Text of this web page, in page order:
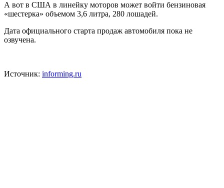
А вот в США в линейку моторов может войти бензиновая
«шестерка» объемом 3,6 литра, 280 лошадей.
Дата официального старта продаж автомобиля пока не
озвучена.
Источник: informing.ru